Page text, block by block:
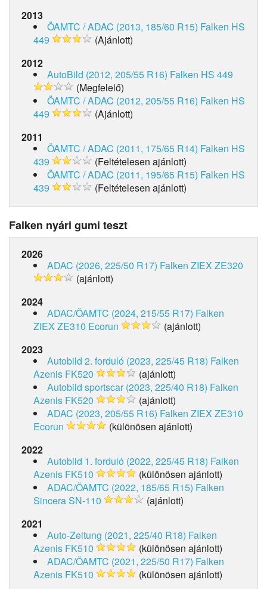
2013
ÖAMTC / ADAC (2013, 185/60 R15) Falken HS
449
(Ajánlott)
2012
AutoBild (2012, 205/55 R16) Falken HS 449
(Megfelelő)
ÖAMTC / ADAC (2012, 205/55 R16) Falken HS
449
(Ajánlott)
2011
ÖAMTC / ADAC (2011, 175/65 R14) Falken HS
439
(Feltételesen ajánlott)
ÖAMTC / ADAC (2011, 195/65 R15) Falken HS
439
(Feltételesen ajánlott)
Falken nyári gumi teszt
2026
ADAC (2026, 225/50 R17) Falken ZIEX ZE320
(ajánlott)
2024
ADAC/ÖAMTC (2024, 215/55 R17) Falken
ZIEX ZE310 Ecorun
(ajánlott)
2023
Autobild 2. forduló (2023, 225/45 R18) Falken
Azenis FK520
(ajánlott)
Autobild sportscar (2023, 225/40 R18) Falken
Azenis FK520
(ajánlott)
ADAC (2023, 205/55 R16) Falken ZIEX ZE310
Ecorun
(különösen ajánlott)
2022
Autobild 1. forduló (2022, 225/45 R18) Falken
Azenis FK510
(különösen ajánlott)
ADAC/ÖAMTC (2022, 185/65 R15) Falken
Sincera SN-110
(ajánlott)
2021
Auto-Zeitung (2021, 225/40 R18) Falken
Azenis FK510
(különösen ajánlott)
ADAC/ÖAMTC (2021, 225/50 R17) Falken
Azenis FK510
(különösen ajánlott)